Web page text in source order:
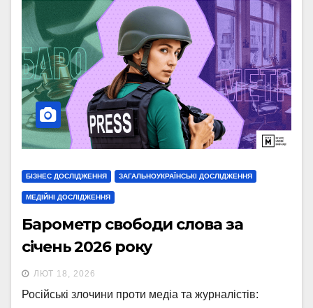
БІЗНЕС ДОСЛІДЖЕННЯ ЗАГАЛЬНОУКРАЇНСЬКІ ДОСЛІДЖЕННЯ
МЕДІЙНІ ДОСЛІДЖЕННЯ
Барометр свободи слова за
січень 2026 року
ЛЮТ 18, 2026
Російські злочини проти медіа та журналістів: